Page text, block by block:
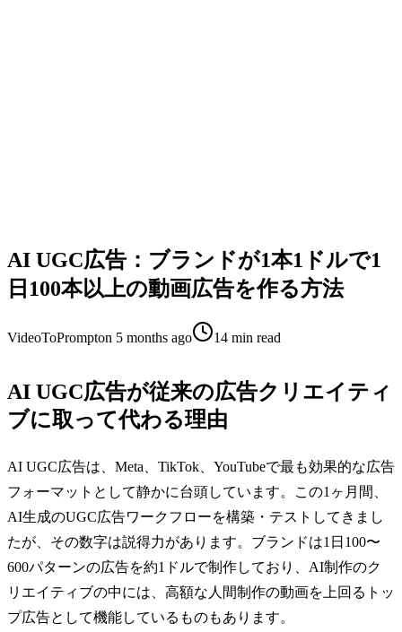
AI UGC広告：ブランドが1本1ドルで1
日100本以上の動画広告を作る方法
VideoToPrompton 5 months ago 14 min read
AI UGC広告が従来の広告クリエイティ
ブに取って代わる理由
AI UGC広告は、Meta、TikTok、YouTubeで最も効果的な広告
フォーマットとして静かに台頭しています。この1ヶ月間、
AI生成のUGC広告ワークフローを構築・テストしてきまし
たが、その数字は説得力があります。ブランドは1日100〜
600パターンの広告を約1ドルで制作しており、AI制作のク
リエイティブの中には、高額な人間制作の動画を上回るトッ
プ広告として機能しているものもあります。